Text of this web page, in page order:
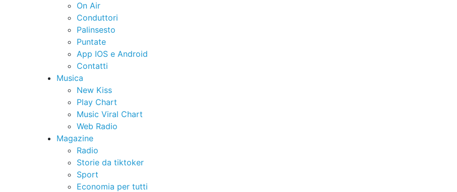
On Air
Conduttori
Palinsesto
Puntate
App IOS e Android
Contatti
Musica
New Kiss
Play Chart
Music Viral Chart
Web Radio
Magazine
Radio
Storie da tiktoker
Sport
Economia per tutti